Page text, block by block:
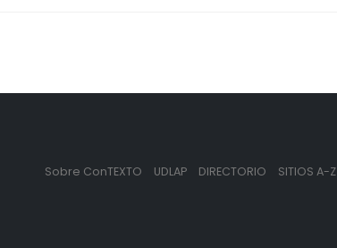
Sobre ConTEXTO UDLAP DIRECTORIO SITIOS A-Z